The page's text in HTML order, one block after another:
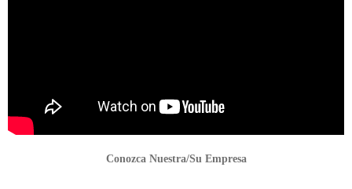
Conozca Nuestra/Su Empresa